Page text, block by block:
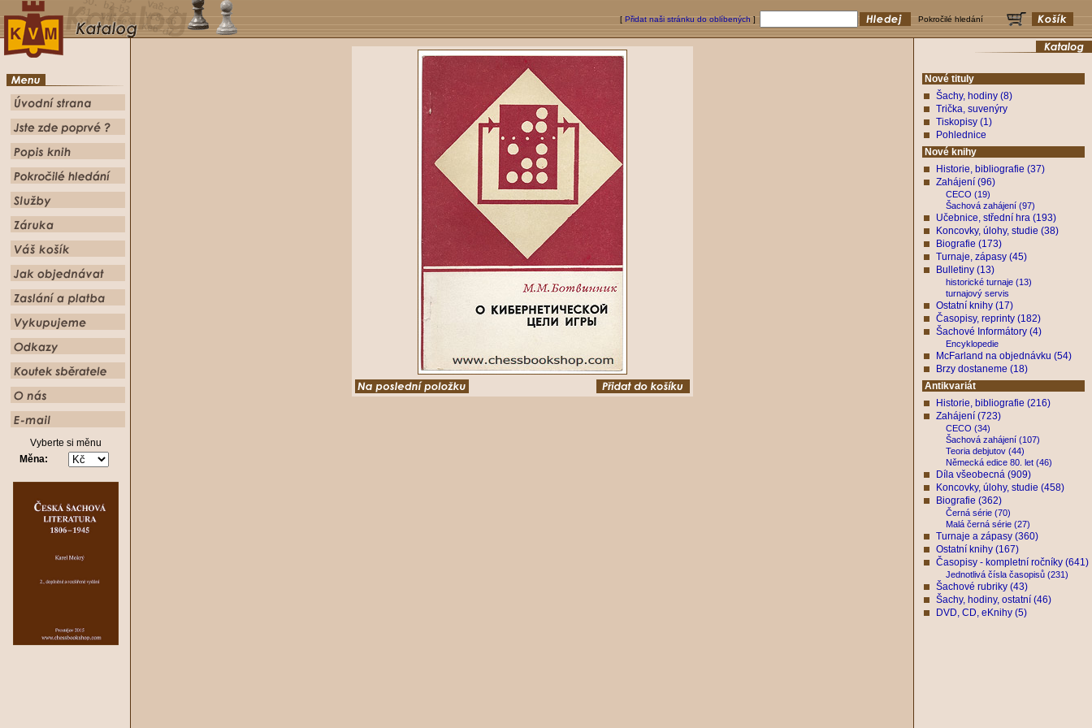
[ Přidat naši stránku do oblíbených ] Pokročilé hledání
Vyberte si měnu
Měna:
Nové tituly
Šachy, hodiny (8)
Trička, suvenýry
Tiskopisy (1)
Pohlednice
Nové knihy
Historie, bibliografie (37)
Zahájení (96)
CECO (19)
Šachová zahájení (97)
Učebnice, střední hra (193)
Koncovky, úlohy, studie (38)
Biografie (173)
Turnaje, zápasy (45)
Bulletiny (13)
historické turnaje (13)
turnajový servis
Ostatní knihy (17)
Časopisy, reprinty (182)
Šachové Informátory (4)
Encyklopedie
McFarland na objednávku (54)
Brzy dostaneme (18)
Antikvariát
Historie, bibliografie (216)
Zahájení (723)
CECO (34)
Šachová zahájení (107)
Teoria debjutov (44)
Německá edice 80. let (46)
Díla všeobecná (909)
Koncovky, úlohy, studie (458)
Biografie (362)
Černá série (70)
Malá černá série (27)
Turnaje a zápasy (360)
Ostatní knihy (167)
Časopisy - kompletní ročníky (641)
Jednotlivá čísla časopisů (231)
Šachové rubriky (43)
Šachy, hodiny, ostatní (46)
DVD, CD, eKnihy (5)